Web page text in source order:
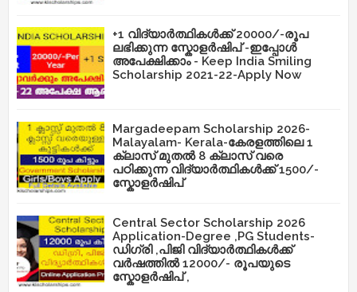
+1 വിദ്യാർത്ഥികൾക്ക് 20000/-രൂപ
ലഭിക്കുന്ന സ്കോളർഷിപ് -ഇപ്പോൾ
അപേക്ഷിക്കാം - Keep India Smiling
Scholarship 2021-22-Apply Now
Margadeepam Scholarship 2026-
Malayalam- Kerala-കേരളത്തിലെ 1
ക്ലാസ് മുതൽ 8 ക്ലാസ് വരെ
പഠിക്കുന്ന വിദ്യാർത്ഥികൾക്ക് 1500/-
സ്കോളർഷിപ്
Central Sector Scholarship 2026
Application-Degree ,PG Students-
ഡിഗ്രി ,പിജി വിദ്യാർത്ഥികൾക്ക്
വർഷത്തിൽ 12000/- രൂപയുടെ
സ്കോളർഷിപ് ,